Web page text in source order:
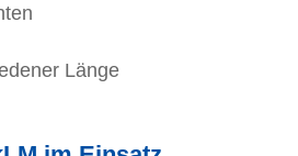
Länge